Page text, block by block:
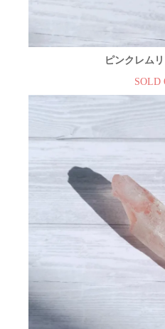
ピンクレム
SOLD